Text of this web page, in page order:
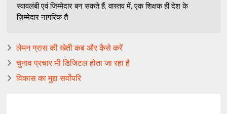
स्वावलंबी एवं जिम्मेदार बन सकते हैं. वास्तव में, एक शिक्षक ही देश के
ज़िम्मेदार नागरिक तै
लेमन ग्रास की खेती कब और कैसे करें
चुनाव प्रचार भी डिजिटल होता जा रहा है
विकास का मुद्दा सर्वोपरि